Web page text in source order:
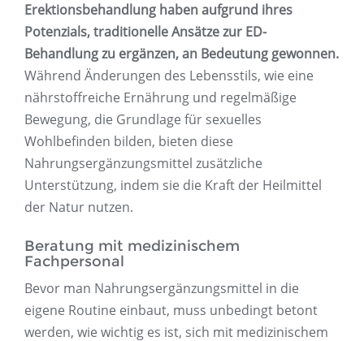
Erektionsbehandlung haben aufgrund ihres
Potenzials, traditionelle Ansätze zur ED-
Behandlung zu ergänzen, an Bedeutung gewonnen.
Während Änderungen des Lebensstils, wie eine
nährstoffreiche Ernährung und regelmäßige
Bewegung, die Grundlage für sexuelles
Wohlbefinden bilden, bieten diese
Nahrungsergänzungsmittel zusätzliche
Unterstützung, indem sie die Kraft der Heilmittel
der Natur nutzen.
Beratung mit medizinischem
Fachpersonal
Bevor man Nahrungsergänzungsmittel in die
eigene Routine einbaut, muss unbedingt betont
werden, wie wichtig es ist, sich mit medizinischem